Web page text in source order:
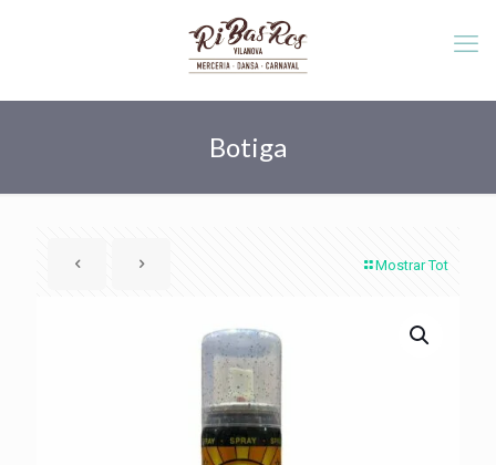
Botiga
Mostrar Tot